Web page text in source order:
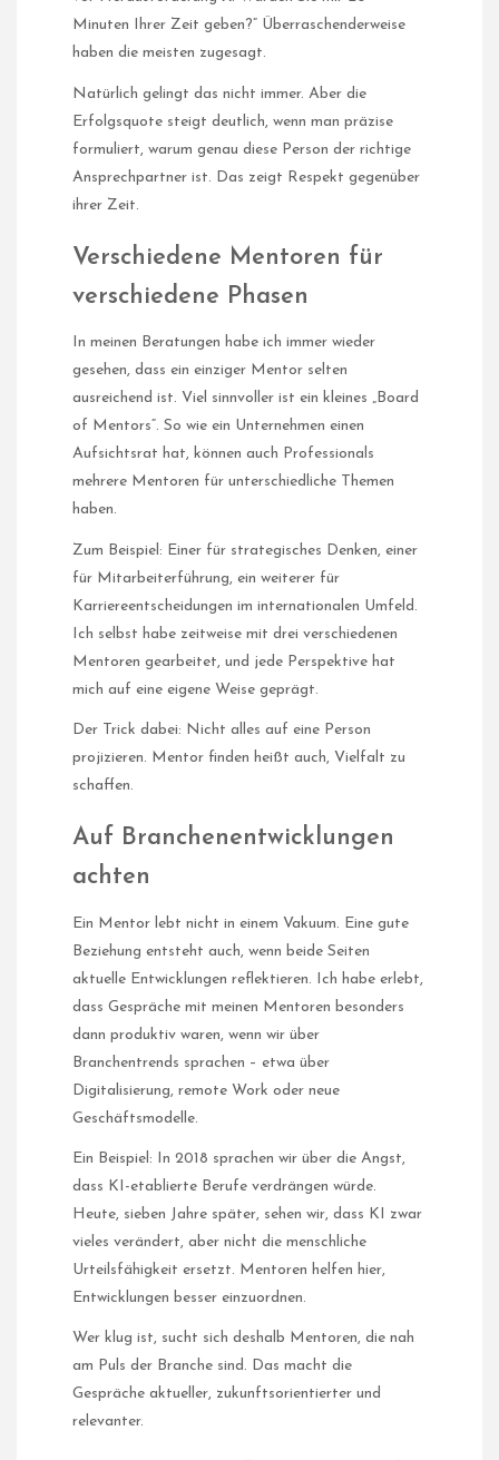
Minuten Ihrer Zeit geben?“ Überraschenderweise
haben die meisten zugesagt.
Natürlich gelingt das nicht immer. Aber die
Erfolgsquote steigt deutlich, wenn man präzise
formuliert, warum genau diese Person der richtige
Ansprechpartner ist. Das zeigt Respekt gegenüber
ihrer Zeit.
Verschiedene Mentoren für
verschiedene Phasen
In meinen Beratungen habe ich immer wieder
gesehen, dass ein einziger Mentor selten
ausreichend ist. Viel sinnvoller ist ein kleines „Board
of Mentors“. So wie ein Unternehmen einen
Aufsichtsrat hat, können auch Professionals
mehrere Mentoren für unterschiedliche Themen
haben.
Zum Beispiel: Einer für strategisches Denken, einer
für Mitarbeiterführung, ein weiterer für
Karriereentscheidungen im internationalen Umfeld.
Ich selbst habe zeitweise mit drei verschiedenen
Mentoren gearbeitet, und jede Perspektive hat
mich auf eine eigene Weise geprägt.
Der Trick dabei: Nicht alles auf eine Person
projizieren. Mentor finden heißt auch, Vielfalt zu
schaffen.
Auf Branchenentwicklungen
achten
Ein Mentor lebt nicht in einem Vakuum. Eine gute
Beziehung entsteht auch, wenn beide Seiten
aktuelle Entwicklungen reflektieren. Ich habe erlebt,
dass Gespräche mit meinen Mentoren besonders
dann produktiv waren, wenn wir über
Branchentrends sprachen – etwa über
Digitalisierung, remote Work oder neue
Geschäftsmodelle.
Ein Beispiel: In 2018 sprachen wir über die Angst,
dass KI-etablierte Berufe verdrängen würde.
Heute, sieben Jahre später, sehen wir, dass KI zwar
vieles verändert, aber nicht die menschliche
Urteilsfähigkeit ersetzt. Mentoren helfen hier,
Entwicklungen besser einzuordnen.
Wer klug ist, sucht sich deshalb Mentoren, die nah
am Puls der Branche sind. Das macht die
Gespräche aktueller, zukunftsorientierter und
relevanter.